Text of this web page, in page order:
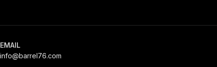
EMAIL
info@barrel76.com